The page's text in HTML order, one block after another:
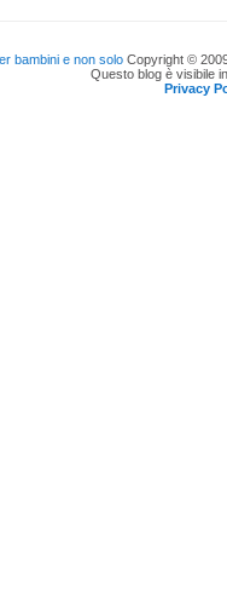
bambini e non solo Copyright ©
Questo blog è visibile
Privacy